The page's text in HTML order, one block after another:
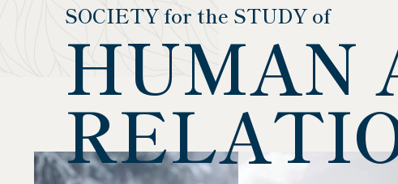
SOCIETY for the STUDY of
HUMAN